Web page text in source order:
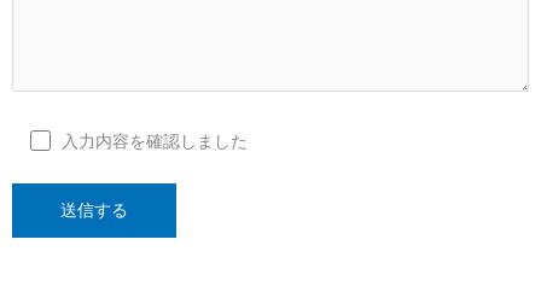
入力内容を確認しました